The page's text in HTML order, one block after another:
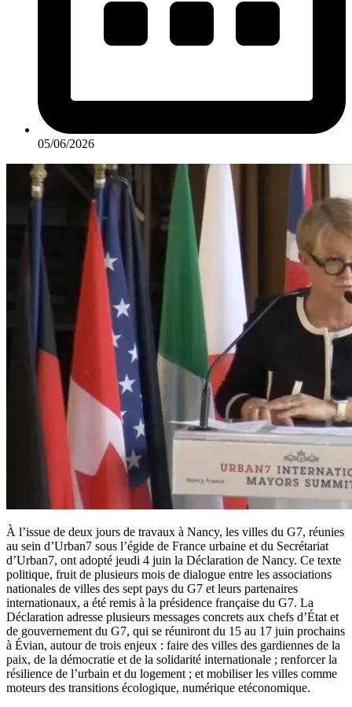
05/06/2026
À l’issue de deux jours de travaux à Nancy, les villes du G7, réunies
au sein d’Urban7 sous l’égide de France urbaine et du Secrétariat
d’Urban7, ont adopté jeudi 4 juin la Déclaration de Nancy. Ce texte
politique, fruit de plusieurs mois de dialogue entre les associations
nationales de villes des sept pays du G7 et leurs partenaires
internationaux, a été remis à la présidence française du G7. La
Déclaration adresse plusieurs messages concrets aux chefs d’État et
de gouvernement du G7, qui se réuniront du 15 au 17 juin prochains
à Évian, autour de trois enjeux : faire des villes des gardiennes de la
paix, de la démocratie et de la solidarité internationale ; renforcer la
résilience de l’urbain et du logement ; et mobiliser les villes comme
moteurs des transitions écologique, numérique etéconomique.